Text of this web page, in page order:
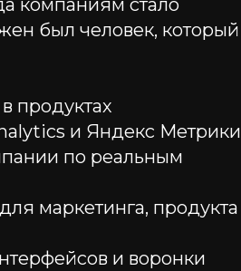
компаниям стало
был человек, который
продуктах
и Яндекс Метрики
по реальным
для маркетинга, продукта
и воронки